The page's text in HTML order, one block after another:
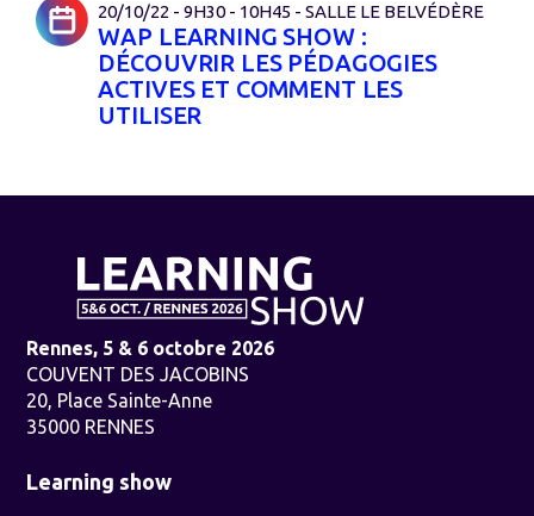
20/10/22 - 9H30 - 10H45 - SALLE LE BELVÉDÈRE
WAP LEARNING SHOW :
DÉCOUVRIR LES PÉDAGOGIES
ACTIVES ET COMMENT LES
UTILISER
Rennes, 5 & 6 octobre 2026
COUVENT DES JACOBINS
20, Place Sainte-Anne
35000 RENNES
Learning show